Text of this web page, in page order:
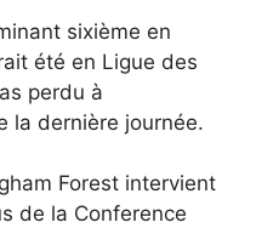
sixième en
été en Ligue des
perdu à
la dernière journée.
Forest intervient
de la Conference